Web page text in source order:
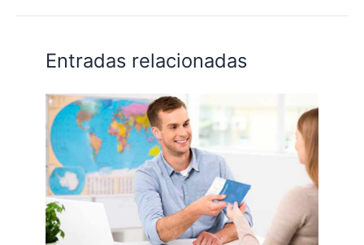
Entradas relacionadas